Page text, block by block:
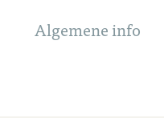
Algemene info